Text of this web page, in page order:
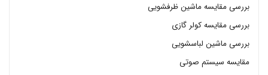
بررسی مقایسه ماشین ظرفشویی
بررسی مقایسه کولر گازی
بررسی ماشین لباسشویی
مقایسه سیستم صوتی